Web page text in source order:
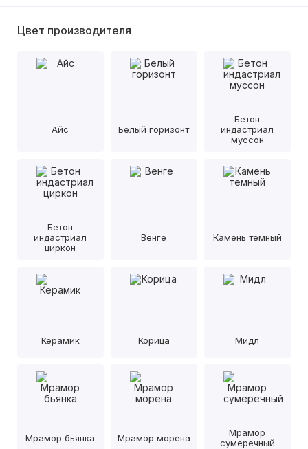
Цвет производителя
Айс Белый горизонт
Бетон
индастриал
муссон
Бетон
индастриал
циркон
Венге Камень темный
Керамик Корица Мидл
Мрамор бьянка Мрамор морена
Мрамор
сумеречный